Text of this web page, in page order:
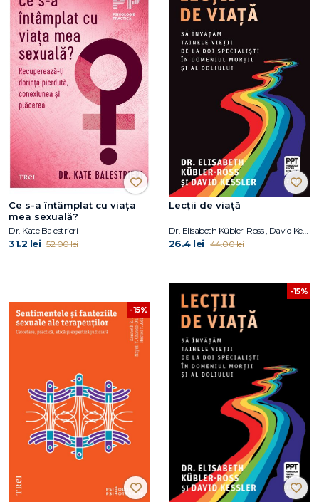
Ce s-a întâmplat cu viața
mea sexuală?
Dr. Kate Balestrieri
31.2 lei 52.00 lei
Lecții de viață
Dr. Elisabeth Kübler-Ross , David Kessler
26.4 lei 44.00 lei
-15%
-15%